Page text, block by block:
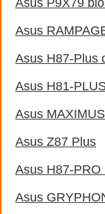
Asus P9X79
Asus
Asus H87-Plus
Asus H81-
Asus
Asus Z87 Plus
Asus H87-PRO
Asus